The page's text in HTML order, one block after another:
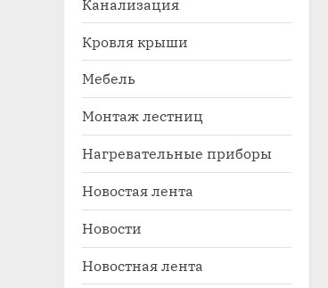
sub-
Кровля крыши
Мебель
Монтаж лестниц
Нагревательные приборы
Новостая лента
Новости
Новостная лента